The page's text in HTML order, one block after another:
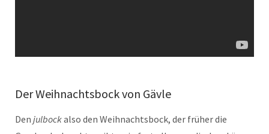
Der Weihnachtsbock von Gävle
Den jul­bockalso den Wei­h­nachts­bock, der früher die